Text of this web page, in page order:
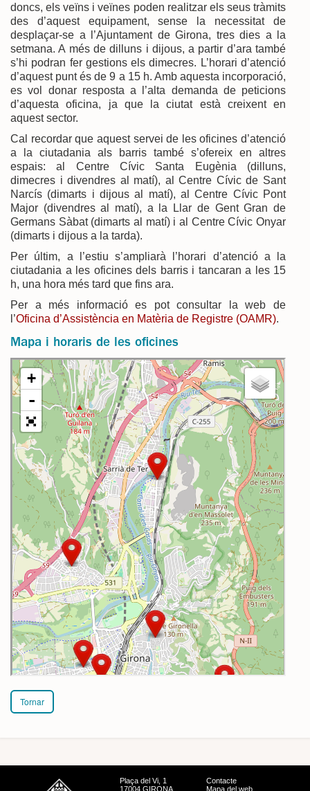
doncs, els veïns i veïnes poden realitzar els seus tràmits
des d’aquest equipament, sense la necessitat de
desplaçar-se a l’Ajuntament de Girona, tres dies a la
setmana. A més de dilluns i dijous, a partir d’ara també
s’hi podran fer gestions els dimecres. L’horari d’atenció
d’aquest punt és de 9 a 15 h. Amb aquesta incorporació,
es vol donar resposta a l’alta demanda de peticions
d’aquesta oficina, ja que la ciutat està creixent en
aquest sector.
Cal recordar que aquest servei de les oficines d’atenció
a la ciutadania als barris també s’ofereix en altres
espais: al Centre Cívic Santa Eugènia (dilluns,
dimecres i divendres al matí), al Centre Cívic de Sant
Narcís (dimarts i dijous al matí), al Centre Cívic Pont
Major (divendres al matí), a la Llar de Gent Gran de
Germans Sàbat (dimarts al matí) i al Centre Cívic Onyar
(dimarts i dijous a la tarda).
Per últim, a l’estiu s’ampliarà l’horari d’atenció a la
ciutadania a les oficines dels barris i tancaran a les 15
h, una hora més tard que fins ara.
Per a més informació es pot consultar la web de
l’Oficina d’Assistència en Matèria de Registre (OAMR).
Mapa i horaris de les oficines
Tornar
Plaça del Vi, 1
17004 GIRONA
Contacte
Mapa del web